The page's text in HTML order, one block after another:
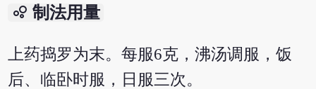
bubble_chart 制法用量
上药捣罗为末。每服6克，沸汤调服，饭
后、临卧时服，日服三次。